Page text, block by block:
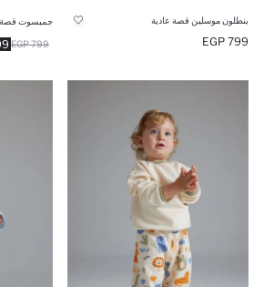
بنطلون موسلين قصة عادية
799 EGP
جمبسوت قصة
799 EGP